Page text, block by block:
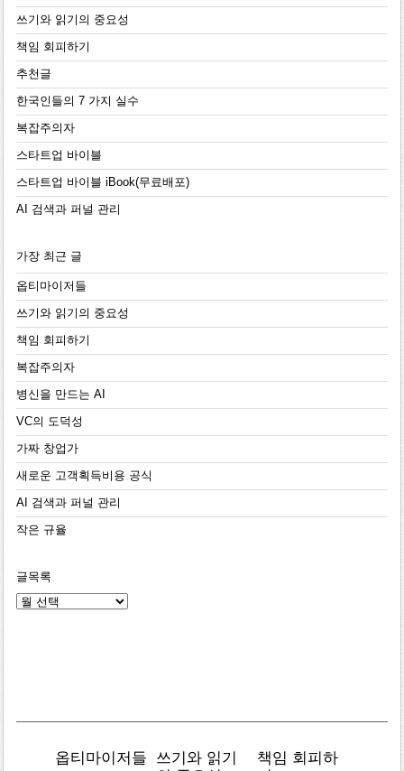
쓰기와 읽기의 중요성
책임 회피하기
추천글
한국인들의 7 가지 실수
복잡주의자
스타트업 바이블
스타트업 바이블 iBook(무료배포)
AI 검색과 퍼널 관리
가장 최근 글
옵티마이저들
쓰기와 읽기의 중요성
책임 회피하기
복잡주의자
병신을 만드는 AI
VC의 도덕성
가짜 창업가
새로운 고객획득비용 공식
AI 검색과 퍼널 관리
작은 규율
글목록
글
옵티마이저들
쓰기와 읽기
책임 회피하